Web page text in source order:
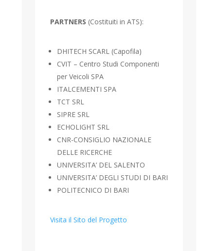
PARTNERS (Costituiti in ATS):
DHITECH SCARL (Capofila)
CVIT – Centro Studi Componenti
per Veicoli SPA
ITALCEMENTI SPA
TCT SRL
SIPRE SRL
ECHOLIGHT SRL
CNR-CONSIGLIO NAZIONALE
DELLE RICERCHE
UNIVERSITA’ DEL SALENTO
UNIVERSITA’ DEGLI STUDI DI BARI
POLITECNICO DI BARI
Visita il Sito del Progetto